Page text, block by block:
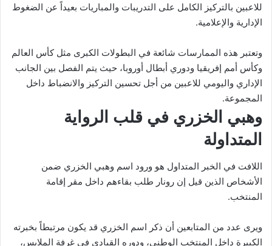
للاعبين بالتركيز الكامل على التدريبات والمباريات بعيداً عن الضغوط
الإدارية والإعلامية.
وتعتبر هذه الممارسات شائعة في البطولات الكبرى مثل كأس العالم
وكأس أمم إفريقيا ودوري أبطال أوروبا، حيث يتم الفصل بين الجانب
الإداري واليومي للاعبين من أجل تحسين التركيز والانضباط داخل
المجموعة.
وهبي الخزري في قلب الرواية
المتداولة
اللافت في الخبر المتداول هو ورود اسم وهبي الخزري ضمن
الأشخاص الذين قيل إن رونار طلب بقاءهم داخل مقر إقامة
المنتخب.
ويرى عدد من المتابعين أن ذكر اسم الخزري قد يكون مرتبطاً بخبرته
الكبيرة داخل المنتخب الوطني، ودوره القيادي في غرفة الملابس،